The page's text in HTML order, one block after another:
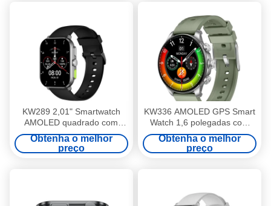
KW289 2,01" Smartwatch
AMOLED quadrado com
chamada Bluetooth e
sensores avançados
Obtenha o melhor
preço
KW336 AMOLED GPS Smart
Watch 1,6 polegadas com
GPS AI Assistente de voz
Bluetooth chamada
Obtenha o melhor
preço